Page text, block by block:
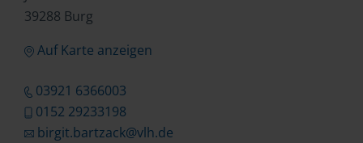
39288 Burg
Auf Karte anzeigen
03921 6366003
0152 29233198
birgit.bartzack@vlh.de